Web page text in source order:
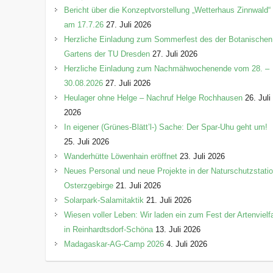
Bericht über die Konzeptvorstellung „Wetterhaus Zinnwald“
am 17.7.26 27. Juli 2026
Herzliche Einladung zum Sommerfest des der Botanischen
Gartens der TU Dresden 27. Juli 2026
Herzliche Einladung zum Nachmähwochenende vom 28. –
30.08.2026 27. Juli 2026
Heulager ohne Helge – Nachruf Helge Rochhausen 26. Juli
2026
In eigener (Grünes-Blätt’l-) Sache: Der Spar-Uhu geht um!
25. Juli 2026
Wanderhütte Löwenhain eröffnet 23. Juli 2026
Neues Personal und neue Projekte in der
Osterzgebirge 21. Juli 2026
Solarpark-Salamitaktik 21. Juli 2026
Wiesen voller Leben: Wir laden ein zum Fest der
in Reinhardtsdorf-Schöna 13. Juli 2026
Madagaskar-AG-Camp 2026 4. Juli 2026